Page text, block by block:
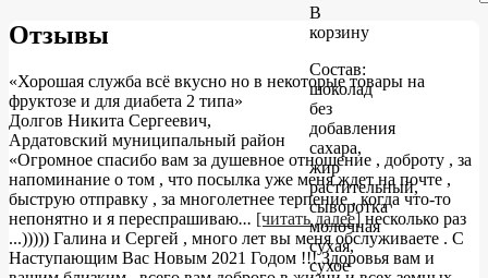
Отзывы
«Хорошая служба всё вкусно но в некоторые товары на
фруктозе и для диабета 2 типа»
Долгов Никита Сергеевич,
Ардатовский муниципальный район
«Огромное спасибо вам за душевное отношение , доброту , за
напоминание о том , что посылка уже меня ждет на почте ,
быструю отправку , за многолетнее терпение , когда что-то
непонятно и я переспрашиваю... [читать далее]несколько раз
...))))) Галина и Сергей , много лет вы меня обслуживаете . С
Наступающим Вас Новым 2021 Годом !!! Здоровья вам и
В
корзину
Состав:
шоколад
без
добавления
сахара,
жир
растительный,
сыворотка
молочная
сухая,
сухое